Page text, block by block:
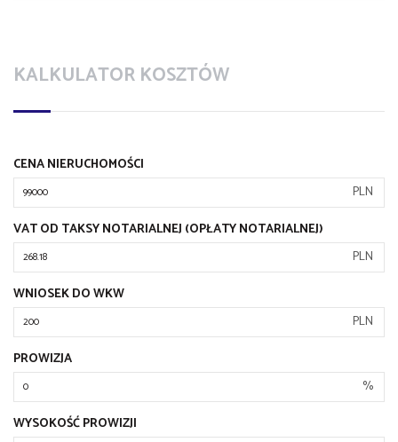
KALKULATOR KOSZTÓW
CENA NIERUCHOMOŚCI
PLN
VAT OD TAKSY NOTARIALNEJ (OPŁATY NOTARIALNEJ)
PLN
WNIOSEK DO WKW
PLN
PROWIZJA
%
WYSOKOŚĆ PROWIZJI